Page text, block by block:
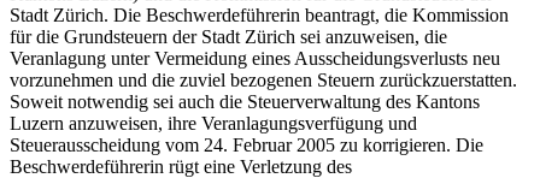
Stadt Zürich. Die Beschwerdeführerin beantragt, die Kommission
für die Grundsteuern der Stadt Zürich sei anzuweisen, die
Veranlagung unter Vermeidung eines Ausscheidungsverlusts neu
vorzunehmen und die zuviel bezogenen Steuern zurückzuerstatten.
Soweit notwendig sei auch die Steuerverwaltung des Kantons
Luzern anzuweisen, ihre Veranlagungsverfügung und
Steuerausscheidung vom 24. Februar 2005 zu korrigieren. Die
Beschwerdeführerin rügt eine Verletzung des